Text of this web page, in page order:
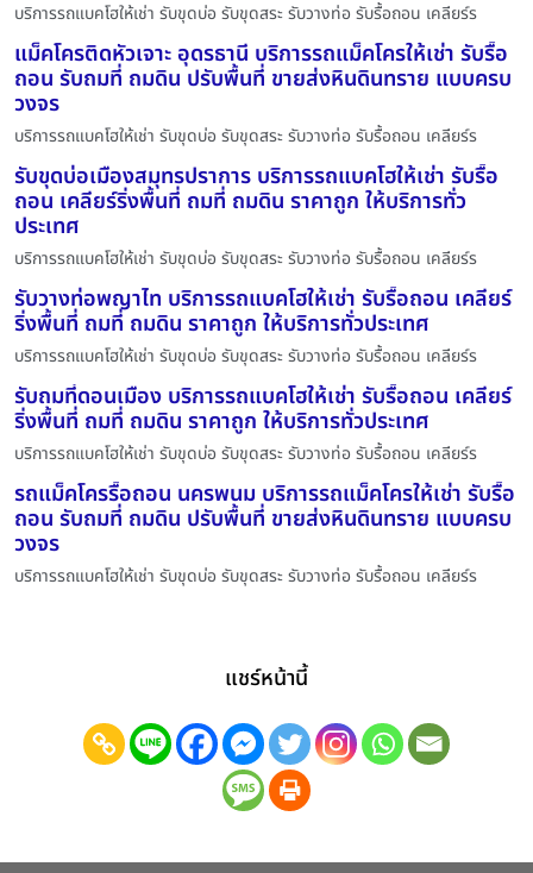
บริการรถแบคโฮให้เช่า รับขุดบ่อ รับขุดสระ รับวางท่อ รับรื้อถอน เคลียร์ร
แม็คโครติดหัวเจาะ อุดรธานี บริการรถแม็คโครให้เช่า รับรื้อ
ถอน รับถมที่ ถมดิน ปรับพื้นที่ ขายส่งหินดินทราย แบบครบ
วงจร
บริการรถแบคโฮให้เช่า รับขุดบ่อ รับขุดสระ รับวางท่อ รับรื้อถอน เคลียร์ร
รับขุดบ่อเมืองสมุทรปราการ บริการรถแบคโฮให้เช่า รับรื้อ
ถอน เคลียร์ริ่งพื้นที่ ถมที่ ถมดิน ราคาถูก ให้บริการทั่ว
ประเทศ
บริการรถแบคโฮให้เช่า รับขุดบ่อ รับขุดสระ รับวางท่อ รับรื้อถอน เคลียร์ร
รับวางท่อพญาไท บริการรถแบคโฮให้เช่า รับรื้อถอน เคลียร์
ริ่งพื้นที่ ถมที่ ถมดิน ราคาถูก ให้บริการทั่วประเทศ
บริการรถแบคโฮให้เช่า รับขุดบ่อ รับขุดสระ รับวางท่อ รับรื้อถอน เคลียร์ร
รับถมที่ดอนเมือง บริการรถแบคโฮให้เช่า รับรื้อถอน เคลียร์
ริ่งพื้นที่ ถมที่ ถมดิน ราคาถูก ให้บริการทั่วประเทศ
บริการรถแบคโฮให้เช่า รับขุดบ่อ รับขุดสระ รับวางท่อ รับรื้อถอน เคลียร์ร
รถแม็คโครรื้อถอน นครพนม บริการรถแม็คโครให้เช่า รับรื้อ
ถอน รับถมที่ ถมดิน ปรับพื้นที่ ขายส่งหินดินทราย แบบครบ
วงจร
บริการรถแบคโฮให้เช่า รับขุดบ่อ รับขุดสระ รับวางท่อ รับรื้อถอน เคลียร์ร
แชร์หน้านี้